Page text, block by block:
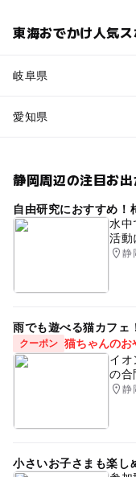
東海おでかけ人気
岐阜県
愛知県
静岡周辺の注目お出
自由研究におすすめ！
水中
活動
静
雨でも遊べる猫カフ
クーポン 猫ちゃんの
イ
の
静
小さいお子さまも楽し